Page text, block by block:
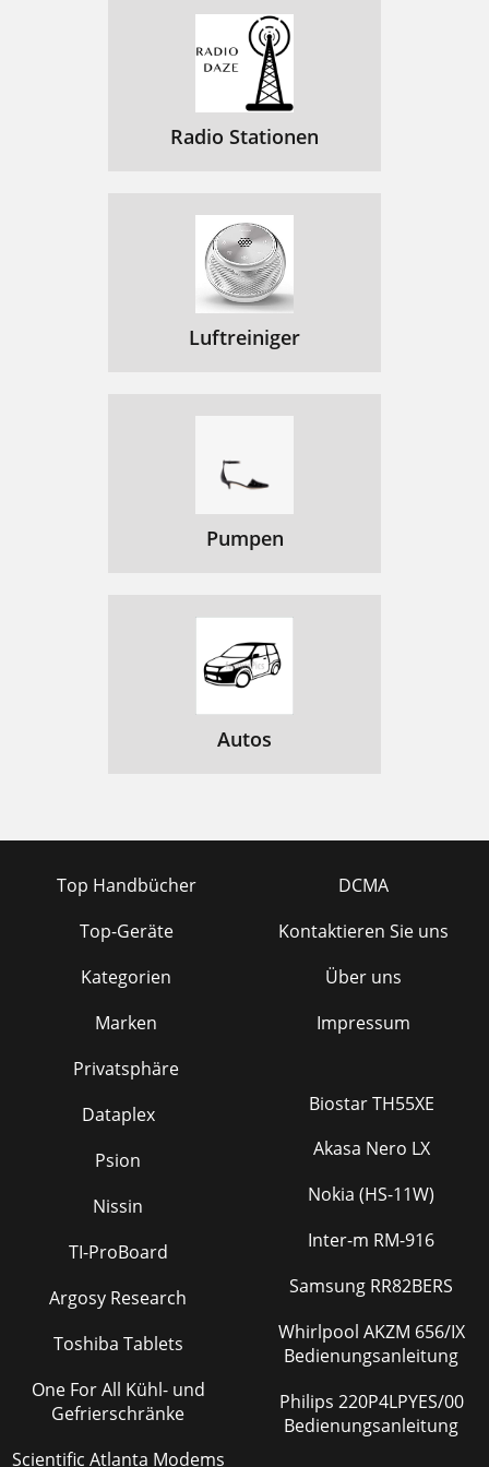
Radio Stationen
Luftreiniger
Pumpen
Autos
Top Handbücher
Top-Geräte
Kategorien
Marken
Privatsphäre
DCMA
Kontaktieren Sie uns
Über uns
Impressum
Dataplex
Psion
Nissin
TI-ProBoard
Argosy Research
Toshiba Tablets
One For All Kühl- und
Gefrierschränke
Scientific Atlanta Modems
Biostar TH55XE
Akasa Nero LX
Nokia (HS-11W)
Inter-m RM-916
Samsung RR82BERS
Whirlpool AKZM 656/IX
Bedienungsanleitung
Philips 220P4LPYES/00
Bedienungsanleitung